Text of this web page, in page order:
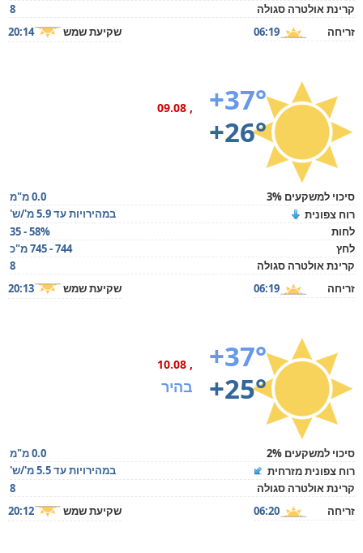
קרינת אולטרה סגולה
8
זריחה
06:19 שקיעת שמש 20:14
+37°
+26°
, 09.08
סיכוי למשקעים 3%
0.0 מ"מ
רוח צפונית
במהירויות עד 5.9 מ'/ש'
לחות
35 - 58%
לחץ
744 - 745 מ"כ
קרינת אולטרה סגולה
8
זריחה
06:19 שקיעת שמש 20:13
+37°
+25°
, 10.08
בהיר
סיכוי למשקעים 2%
0.0 מ"מ
רוח צפונית מזרחית
במהירויות עד 5.5 מ'/ש'
קרינת אולטרה סגולה
8
זריחה
06:20 שקיעת שמש 20:12